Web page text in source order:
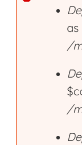
/
/